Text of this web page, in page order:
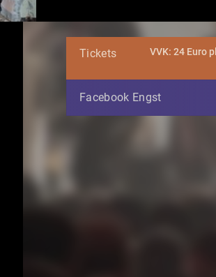
Tickets VVK: 24 Euro
Facebook Engst